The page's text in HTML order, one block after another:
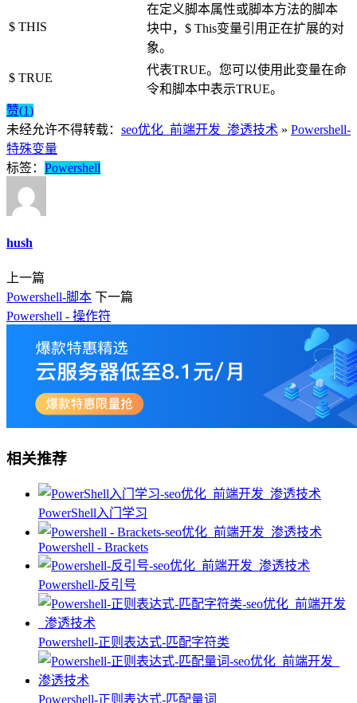
$ THIS
在定义脚本属性或脚本方法的脚本
块中，$ This变量引用正在扩展的对
象。
$ TRUE
代表TRUE。您可以使用此变量在命
令和脚本中表示TRUE。
赞(1)
未经允许不得转载： seo优化_前端开发_渗透技术 » Powershell-
特殊变量
标签： Powershell
hush
上一篇
Powershell-脚本 下一篇
Powershell - 操作符
相关推荐
PowerShell入门学习
Powershell - Brackets
Powershell-反引号
Powershell-正则表达式-匹配字符类
Powershell-正则表达式-匹配量词